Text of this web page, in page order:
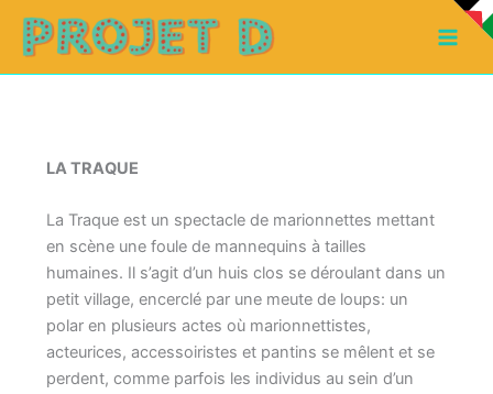
Aller
LA TRAQUE
La Traque est un spectacle de marionnettes mettant
en scène une foule de mannequins à tailles
humaines. Il s’agit d’un huis clos se déroulant dans un
petit village, encerclé par une meute de loups: un
polar en plusieurs actes où marionnettistes,
acteurices, accessoiristes et pantins se mêlent et se
perdent, comme parfois les individus au sein d’un